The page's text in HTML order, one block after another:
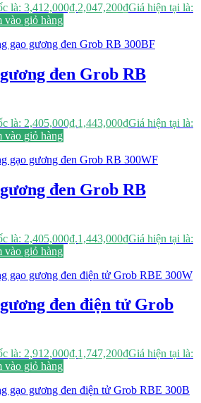
là: 3,412,000₫.2,047,200₫Giá hiện tại là:
vào giỏ hàng
đen Grob RB
là: 2,405,000₫.1,443,000₫Giá hiện tại là:
vào giỏ hàng
đen Grob RB
là: 2,405,000₫.1,443,000₫Giá hiện tại là:
vào giỏ hàng
đen điện tử Grob
là: 2,912,000₫.1,747,200₫Giá hiện tại là:
vào giỏ hàng